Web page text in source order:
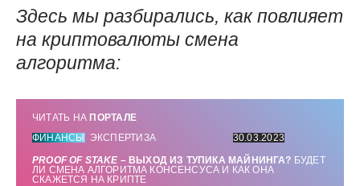
Здесь мы разбирались, как повлияет
на криптовалюты смена
алгоритма:
ЧИТАТЬ НА ПОРТАЛЕ
ФИНАНСЫ
ЭКСПЕРТИЗА
30.03.2023
PROOFOF STAKE – ВЫХОД ИЗ ТУПИКА МАЙНИНГА? БУДЕТ
ЛИ СМЕНА АЛГОРИТМА КОНСЕНСУСА И КАК ОНА
СКАЖЕТСЯ НА КРИПТЕ